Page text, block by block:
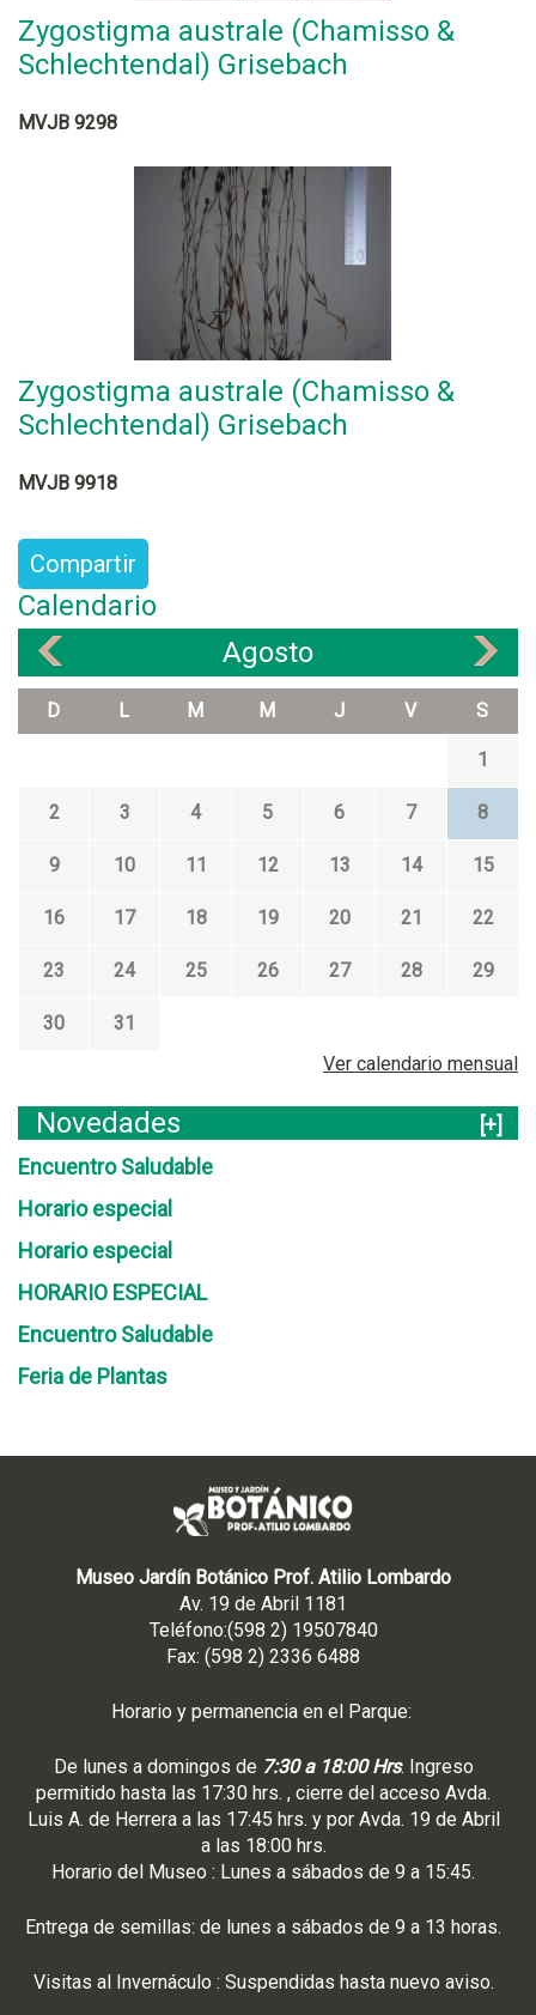
Zygostigma australe (Chamisso &
Schlechtendal) Grisebach
MVJB 9298
Zygostigma australe (Chamisso &
Schlechtendal) Grisebach
MVJB 9918
Compartir
Calendario
Agosto
D L M M J V S
1
2 3 4 5 6 7 8
9 10 11 12 13 14 15
16 17 18 19 20 21 22
23 24 25 26 27 28 29
30
31
Ver calendario mensual
Novedades
[+]
Encuentro Saludable
Horario especial
Horario especial
HORARIO ESPECIAL
Encuentro Saludable
Feria de Plantas
Museo Jardín Botánico Prof. Atilio Lombardo
Av. 19 de Abril 1181
Teléfono:(598 2) 19507840
Fax: (598 2) 2336 6488
Horario y permanencia en el Parque:
De lunes a domingos de 7:30 a 18:00 Hrs. Ingreso
permitido hasta las 17:30 hrs. , cierre del acceso Avda.
Luis A. de Herrera a las 17:45 hrs. y por Avda. 19 de Abril
a las 18:00 hrs.
Horario del Museo : Lunes a sábados de 9 a 15:45.
Entrega de semillas: de lunes a sábados de 9 a 13 horas.
Visitas al Invernáculo : Suspendidas hasta nuevo aviso.